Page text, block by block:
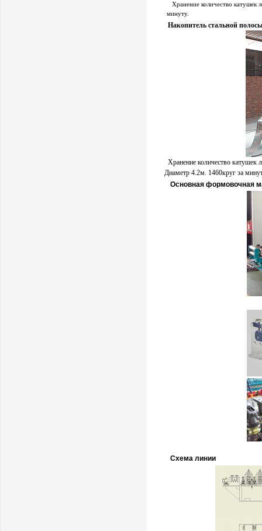
Хранение количество катушек
минуту.
Накопитель стальной полосы
Хранение количество катушек
Диаметр 4.2м. 1460круг за
Основная формовочная
Схема линии